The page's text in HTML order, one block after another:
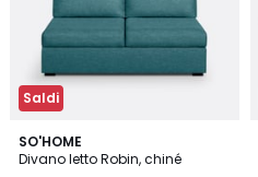
Saldi
SO'HOME
Divano letto Robin, chiné
3,2
/ 5
5
Colori